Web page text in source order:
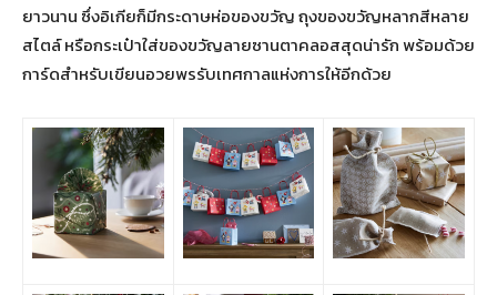
ยาวนาน ซึ่งอิเกียก็มีกระดาษห่อของขวัญ ถุงของขวัญหลากสีหลาย
สไตล์ หรือกระเป๋าใส่ของขวัญลายซานตาคลอสสุดน่ารัก พร้อมด้วย
การ์ดสำหรับเขียนอวยพรรับเทศกาลแห่งการให้อีกด้วย